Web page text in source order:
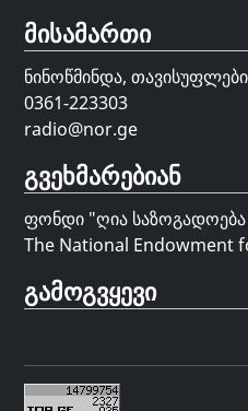
მისამართი
ნინოწმინდა,
0361-223303
radio@nor.ge
გვეხმარებიან
ფონდი "ღია
The National Endowment
გამოგვყევი